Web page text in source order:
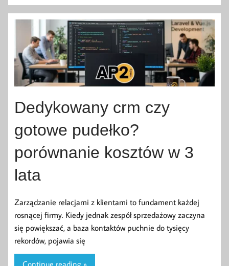
Dedykowany crm czy
gotowe pudełko?
porównanie kosztów w 3
lata
Zarządzanie relacjami z klientami to fundament każdej
rosnącej firmy. Kiedy jednak zespół sprzedażowy zaczyna
się powiększać, a baza kontaktów puchnie do tysięcy
rekordów, pojawia się